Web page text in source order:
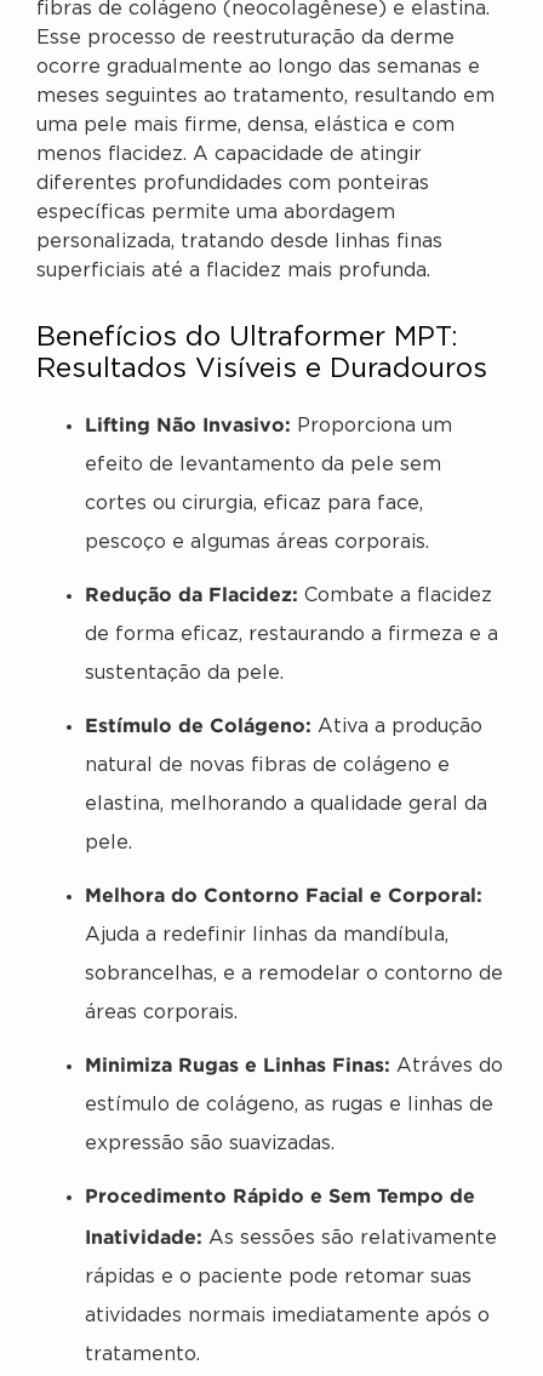
fibras de colágeno (neocolagênese) e elastina.
Esse processo de reestruturação da derme
ocorre gradualmente ao longo das semanas e
meses seguintes ao tratamento, resultando em
uma pele mais firme, densa, elástica e com
menos flacidez. A capacidade de atingir
diferentes profundidades com ponteiras
específicas permite uma abordagem
personalizada, tratando desde linhas finas
superficiais até a flacidez mais profunda.
Benefícios do Ultraformer MPT:
Resultados Visíveis e Duradouros
Lifting Não Invasivo: Proporciona um
efeito de levantamento da pele sem
cortes ou cirurgia, eficaz para face,
pescoço e algumas áreas corporais.
Redução da Flacidez: Combate a flacidez
de forma eficaz, restaurando a firmeza e a
sustentação da pele.
Estímulo de Colágeno: Ativa a produção
natural de novas fibras de colágeno e
elastina, melhorando a qualidade geral da
pele.
Melhora do Contorno Facial e Corporal:
Ajuda a redefinir linhas da mandíbula,
sobrancelhas, e a remodelar o contorno de
áreas corporais.
Minimiza Rugas e Linhas Finas: Atráves do
estímulo de colágeno, as rugas e linhas de
expressão são suavizadas.
Procedimento Rápido e Sem Tempo de
Inatividade: As sessões são relativamente
rápidas e o paciente pode retomar suas
atividades normais imediatamente após o
tratamento.